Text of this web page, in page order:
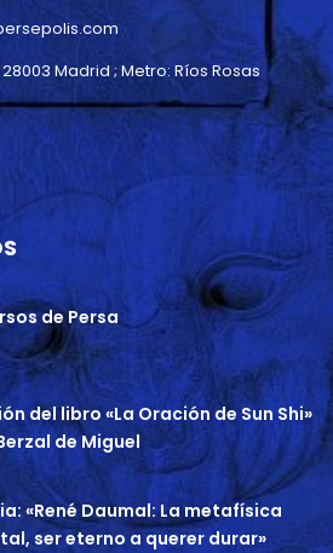
de Persa
del libro «La Oración de Sun Shi»
de Miguel
«René Daumal: La metafísica
ser eterno a querer durar»